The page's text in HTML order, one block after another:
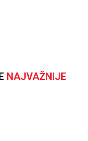
NAJVAŽNIJE